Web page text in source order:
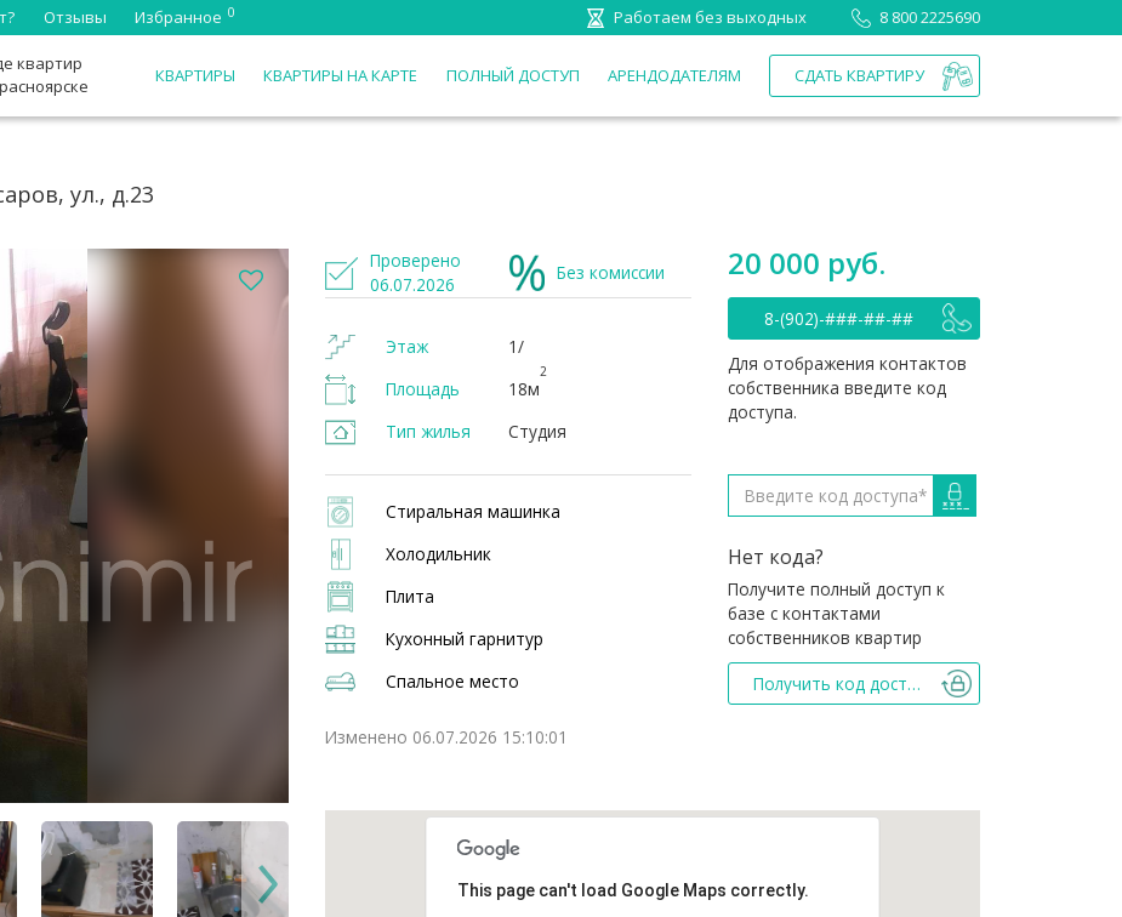
Отзывы Избранное 0 Работаем без выходных 8 800 2225690
квартир
КВАРТИРЫ КВАРТИРЫ НА КАРТЕ ПОЛНЫЙ ДОСТУП АРЕНДОДАТЕЛЯМ СДАТЬ КВАРТИРУ
ул., д.23
Проверено
06.07.2026
Без комиссии
Этаж
1/
Площадь
18м
2
Тип жилья Студия
20 000 руб.
8-(902)-###-##-##
Для отображения контактов
собственника введите код
доступа.
Стиральная машинка
Холодильник
Плита
Кухонный гарнитур
Спальное место
Изменено 06.07.2026 15:10:01
Нет кода?
Получите полный доступ к
базе с контактами
собственников квартир
Получить код доступа
This page can't load Google Maps correctly.